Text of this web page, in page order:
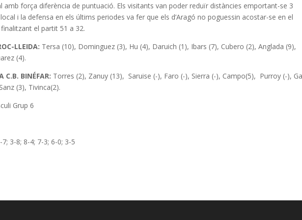
amb força diferència de puntuació. Els visitants van poder reduïr distàncies emportant-se 3
i la defensa en els últims periodes va fer que els d’Aragó no poguessin acostar-se en el
el partit 51 a 32.
LLEIDA: Tersa (10), Dominguez (3), Hu (4), Daruich (1), Ibars (7), Cubero (2), Anglada (9),
(4).
C.B. BINÉFAR: Torres (2), Zanuy (13), Saruise (-), Faro (-), Sierra (-), Campo(5), Purroy (-),
(3), Tivinca(2).
Grup 6
7; 3-8; 8-4; 7-3; 6-0; 3-5